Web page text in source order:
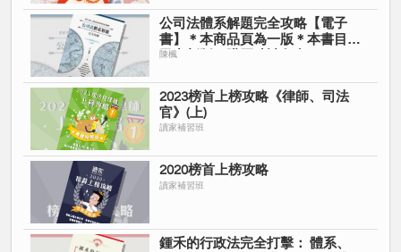
公司法體系解題完全攻略【電子
書】＊本商品頁為一版＊本書目前
已出新版＊購買時請留意＊
陳楓
2023榜首上榜攻略《律師、司法
官》(上)
讀家補習班
2020榜首上榜攻略
讀家補習班
鍾禾的行政法完全打擊： 體系、